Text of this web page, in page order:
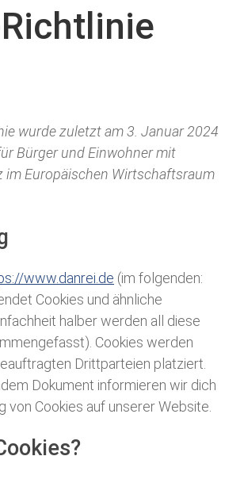
wurde zuletzt am 3. Januar 2024
Bürger und Einwohner mit
im Europäischen Wirtschaftsraum
www.danrei.de (im folgenden:
Cookies und ähnliche
halber werden all diese
Cookies werden
Drittparteien platziert.
Dokument informieren wir dich
von Cookies auf unserer Website.